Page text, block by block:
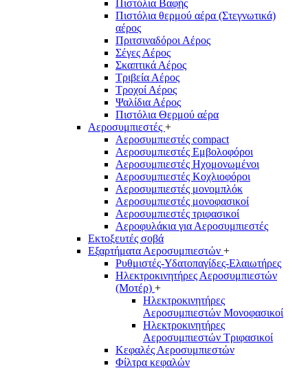
Πιστόλια Βαφής
Πιστόλια θερμού αέρα (Στεγνωτικά)
αέρος
Πριτσιναδόροι Αέρος
Σέγες Αέρος
Σκαπτικά Αέρος
Τριβεία Αέρος
Τροχοί Αέρος
Ψαλίδια Αέρος
Πιστόλια Θερμού αέρα
Αεροσυμπιεστές +
Αεροσυμπιεστές compact
Αεροσυμπιεστές Εμβολοφόροι
Αεροσυμπιεστές Ηχομονωμένοι
Αεροσυμπιεστές Κοχλιοφόροι
Αεροσυμπιεστές μονομπλόκ
Αεροσυμπιεστές μονοφασικοί
Αεροσυμπιεστές τριφασικοί
Αεροφυλάκια για Αεροσυμπιεστές
Εκτοξευτές σοβά
Εξαρτήματα Αεροσυμπιεστών +
Ρυθμιστές-Υδατοπαγίδες-Ελαιωτήρες
Ηλεκτροκινητήρες Αεροσυμπιεστών
(Μοτέρ) +
Ηλεκτροκινητήρες
Αεροσυμπιεστών Μονοφασικοί
Ηλεκτροκινητήρες
Αεροσυμπιεστών Τριφασικοί
Κεφαλές Αεροσυμπιεστών
Φίλτρα κεφαλών